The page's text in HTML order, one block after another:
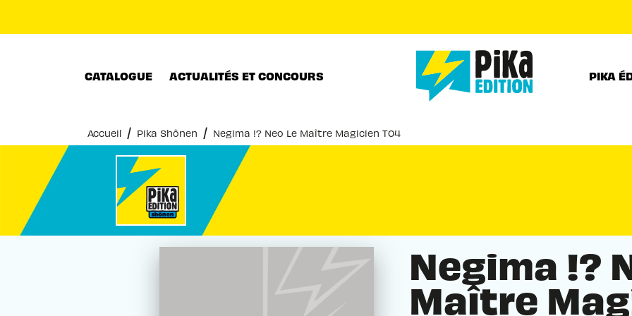
CATALOGUE ACTUALITÉS ET CONCOURS PIKA
Accueil / Pika Shônen / Negima !? Neo Le Maître Magicien T04
Negima !?
Maître